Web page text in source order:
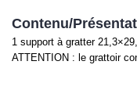
Contenu/
1 support à gratter
ATTENTION : le grattoir